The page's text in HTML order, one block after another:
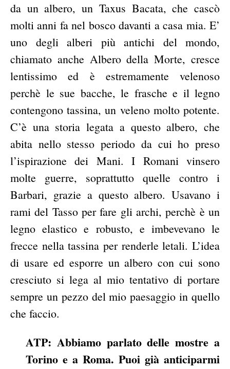
da un albero, un Taxus Bacata, che cascò
molti anni fa nel bosco davanti a casa mia. E’
uno degli alberi più antichi del mondo,
chiamato anche Albero della Morte, cresce
lentissimo ed è estremamente velenoso
perchè le sue bacche, le frasche e il legno
contengono tassina, un veleno molto potente.
C’è una storia legata a questo albero, che
abita nello stesso periodo da cui ho preso
l’ispirazione dei Mani. I Romani vinsero
molte guerre, soprattutto quelle contro i
Barbari, grazie a questo albero. Usavano i
rami del Tasso per fare gli archi, perchè è un
legno elastico e robusto, e imbevevano le
frecce nella tassina per renderle letali. L’idea
di usare ed esporre un albero con cui sono
cresciuto si lega al mio tentativo di portare
sempre un pezzo del mio paesaggio in quello
che faccio.
ATP: Abbiamo parlato delle mostre a
Torino e a Roma. Puoi già anticiparmi